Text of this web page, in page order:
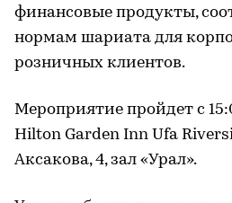
финансовые продукты,
нормам шариата для
розничных клиентов.
Мероприятие пройдет с
Hilton Garden Inn Ufa
Аксакова, 4, зал «Урал».